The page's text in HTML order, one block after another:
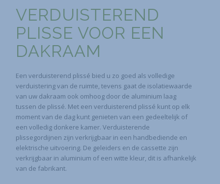
VERDUISTEREND
PLISSE VOOR EEN
DAKRAAM
Een verduisterend plissé bied u zo goed als volledige
verduistering van de ruimte, tevens gaat de isolatiewaarde
van uw dakraam ook omhoog door de aluminium laag
tussen de plissé. Met een verduisterend plissé kunt op elk
moment van de dag kunt genieten van een gedeeltelijk of
een volledig donkere kamer. Verduisterende
plissegordijnen zijn verkrijgbaar in een handbediende en
elektrische uitvoering. De geleiders en de cassette zijn
verkrijgbaar in aluminium of een witte kleur, dit is afhankelijk
van de fabrikant.